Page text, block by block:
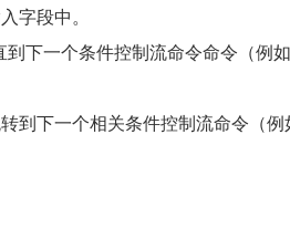
字段中。
下一个条件控制流命令命令（例如
到下一个相关条件控制流命令（例